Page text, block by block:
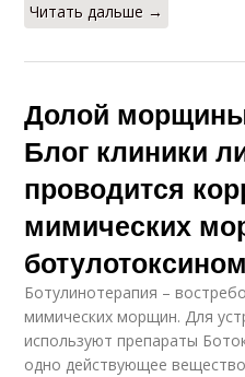
Читать дальше →
Долой
Блог клиники
проводится
мимических
Ботулинотерапия –
мимических морщин. Для
используют препараты
одно действующее